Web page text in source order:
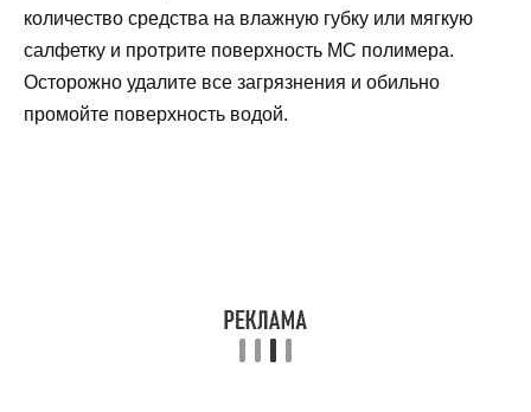
количество средства на влажную губку или мягкую
салфетку и протрите поверхность МС полимера.
Осторожно удалите все загрязнения и обильно
промойте поверхность водой.